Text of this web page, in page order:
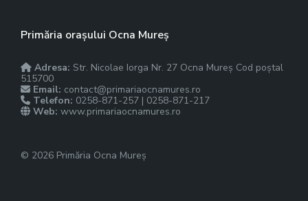
Primăria orașului Ocna Mureș
Adresa: Str. Nicolae Iorga Nr. 27 Ocna Mureș Cod poștal
515700
Email: contact@primariaocnamures.ro
Telefon: 0258-871-257 | 0258-871-217
Web: www.primariaocnamures.ro
© 2026 Primăria Ocna Mureș